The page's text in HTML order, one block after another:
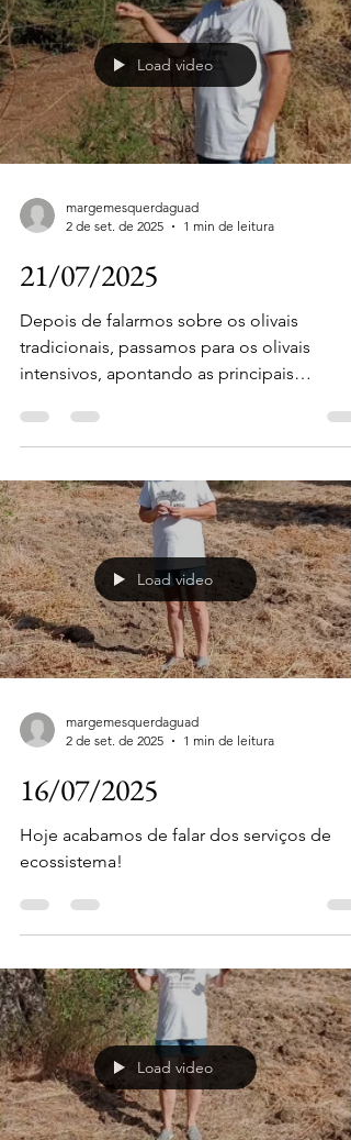
Load video
margemesquerdaguad
2 de set. de 2025
1 min de leitura
21/07/2025
Depois de falarmos sobre os olivais
tradicionais, passamos para os olivais
intensivos, apontando as principais
Load video
margemesquerdaguad
2 de set. de 2025
1 min de leitura
16/07/2025
Hoje acabamos de falar dos serviços de
ecossistema!
Load video